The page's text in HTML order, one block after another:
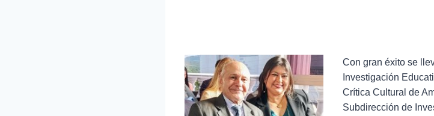
Con gran éxito se
Investigación
Crítica Cultural de
Subdirección de